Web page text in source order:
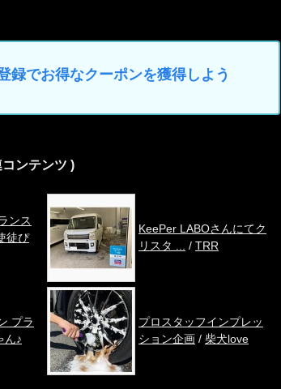
録でお得なクーポンを獲得しよう
ンテンツ )
ンス
徒ぴ
KeePer LABOさんにてク
リスタ ...
/ TRR
プラ
ん♪
プロスタッフインプレッ
ション企画 / 柴犬love